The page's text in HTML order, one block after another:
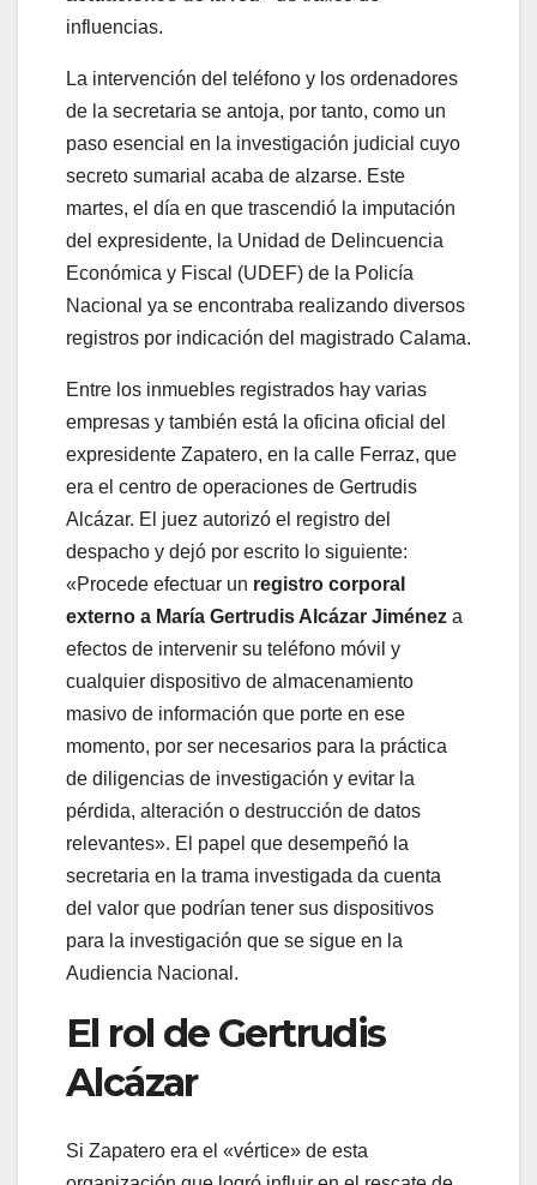
influencias.
La intervención del teléfono y los ordenadores
de la secretaria se antoja, por tanto, como un
paso esencial en la investigación judicial cuyo
secreto sumarial acaba de alzarse. Este
martes, el día en que trascendió la imputación
del expresidente, la Unidad de Delincuencia
Económica y Fiscal (UDEF) de la Policía
Nacional ya se encontraba realizando diversos
registros por indicación del magistrado Calama.
Entre los inmuebles registrados hay varias
empresas y también está la oficina oficial del
expresidente Zapatero, en la calle Ferraz, que
era el centro de operaciones de Gertrudis
Alcázar. El juez autorizó el registro del
despacho y dejó por escrito lo siguiente:
«Procede efectuar un registro corporal
externo a María Gertrudis Alcázar Jiménez a
efectos de intervenir su teléfono móvil y
cualquier dispositivo de almacenamiento
masivo de información que porte en ese
momento, por ser necesarios para la práctica
de diligencias de investigación y evitar la
pérdida, alteración o destrucción de datos
relevantes». El papel que desempeñó la
secretaria en la trama investigada da cuenta
del valor que podrían tener sus dispositivos
para la investigación que se sigue en la
Audiencia Nacional.
El rol de Gertrudis
Alcázar
Si Zapatero era el «vértice» de esta